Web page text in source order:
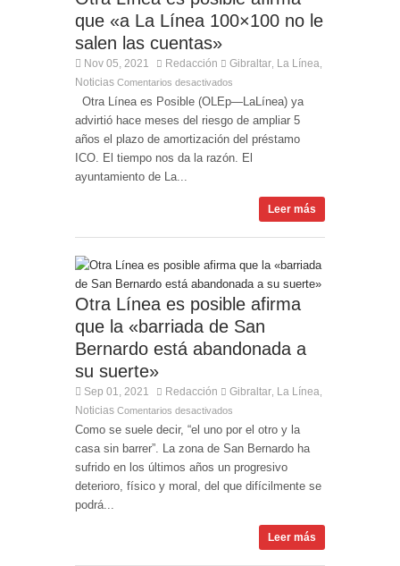
que «a La Línea 100×100 no le
salen las cuentas»
Nov 05, 2021 Redacción Gibraltar La Línea
Noticias Comentarios desactivados
Otra Línea es Posible (OLEp—LaLínea) ya
advirtió hace meses del riesgo de ampliar 5
años el plazo de amortización del préstamo
ICO. El tiempo nos da la razón. El
ayuntamiento de La...
Leer más
Otra Línea es posible afirma
que la «barriada de San
Bernardo está abandonada a
su suerte»
Sep 01, 2021 Redacción Gibraltar La Línea
Noticias Comentarios desactivados
Como se suele decir, “el uno por el otro y la
casa sin barrer”. La zona de San Bernardo ha
sufrido en los últimos años un progresivo
deterioro, físico y moral, del que difícilmente se
podrá...
Leer más